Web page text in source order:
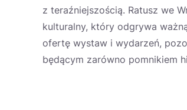
z teraźniejszością. Ratusz we
kulturalny, który odgrywa
ofertę wystaw i wydarzeń,
będącym zarówno pomnikiem